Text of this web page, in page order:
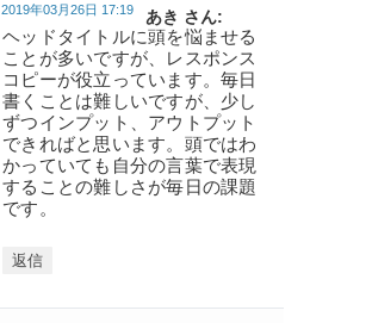
あき さん:
2019年03月26日 17:19
ヘッドタイトルに頭を悩ませる
ことが多いですが、レスポンス
コピーが役立っています。毎日
書くことは難しいですが、少し
ずつインプット、アウトプット
できればと思います。頭ではわ
かっていても自分の言葉で表現
することの難しさが毎日の課題
です。
返信